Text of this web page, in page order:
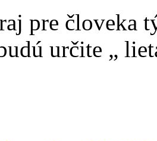
pre človeka
určite „